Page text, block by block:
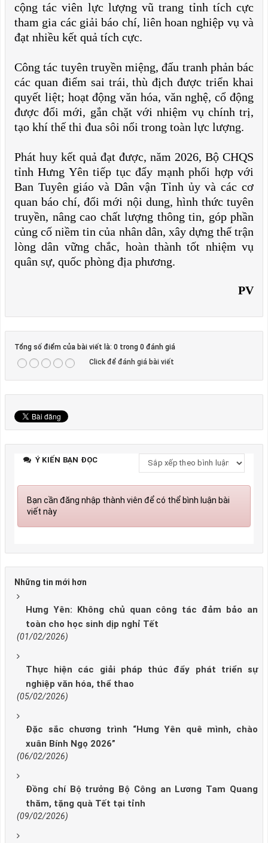
cộng tác viên lực lượng vũ trang tỉnh tích cực
tham gia các giải báo chí, liên hoan nghiệp vụ và
đạt nhiều kết quả tích cực.
Công tác tuyên truyền miệng, đấu tranh phản bác
các quan điểm sai trái, thù địch được triển khai
quyết liệt; hoạt động văn hóa, văn nghệ, cổ động
được đổi mới, gắn chặt với nhiệm vụ chính trị,
tạo khí thế thi đua sôi nổi trong toàn lực lượng.
Phát huy kết quả đạt được, năm 2026, Bộ CHQS
tỉnh Hưng Yên tiếp tục đẩy mạnh phối hợp với
Ban Tuyên giáo và Dân vận Tỉnh ủy và các cơ
quan báo chí, đổi mới nội dung, hình thức tuyên
truyền, nâng cao chất lượng thông tin, góp phần
củng cố niềm tin của nhân dân, xây dựng thế trận
lòng dân vững chắc, hoàn thành tốt nhiệm vụ
quân sự, quốc phòng địa phương.
PV
Tổng số điểm của bài viết là: 0 trong 0 đánh giá
Click để đánh giá bài viết
Ý KIẾN BẠN ĐỌC
Bạn cần đăng nhập thành viên để có thể bình luận bài
viết này
Những tin mới hơn
Hưng Yên: Không chủ quan công tác đảm bảo an
toàn cho học sinh dịp nghỉ Tết
(01/02/2026)
Thực hiện các giải pháp thúc đẩy phát triển sự
nghiệp văn hóa, thể thao
(05/02/2026)
Đặc sắc chương trình “Hưng Yên quê mình, chào
xuân Bính Ngọ 2026”
(06/02/2026)
Đồng chí Bộ trưởng Bộ Công an Lương Tam Quang
thăm, tặng quà Tết tại tỉnh
(09/02/2026)